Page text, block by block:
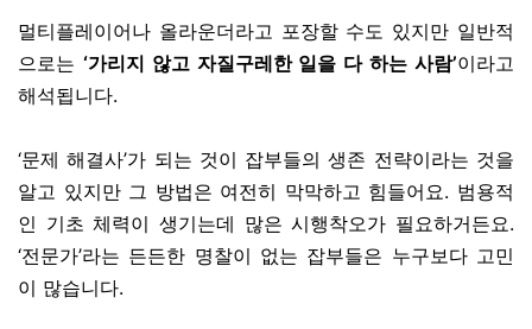
멀티플레이어나 올라운더라고 포장할 수도 있지만 일반적
으로는 ‘가리지 않고 자질구레한 일을 다 하는 사람’이라고
해석됩니다.
‘문제 해결사’가 되는 것이 잡부들의 생존 전략이라는 것을
알고 있지만 그 방법은 여전히 막막하고 힘들어요. 범용적
인 기초 체력이 생기는데 많은 시행착오가 필요하거든요.
‘전문가’라는 든든한 명찰이 없는 잡부들은 누구보다 고민
이 많습니다.